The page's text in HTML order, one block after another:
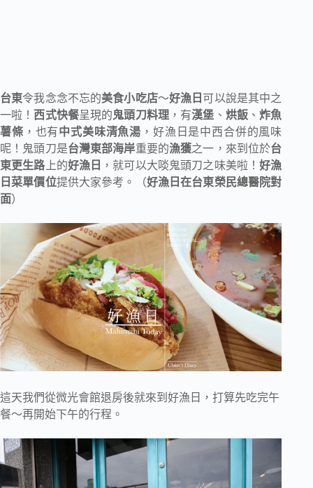
台東令我念念不忘的美食小吃店～好漁日 可以說是其中之
一啦！ 西式快餐呈現的鬼頭刀料理 ，有漢堡 、 烘飯、炸魚
薯條 ，也有中式美味清魚湯 ，好漁日是中西合併的風味
呢！鬼頭刀是台灣東部海岸重要的漁獲之一，來到位於台
東更生路 上的好漁日 ，就可以大啖鬼頭刀之味美啦！好漁
日菜單價位提供大家參考。（好漁日在台東榮民總醫院對
面）
這天我們從微光會館退房後就來到好漁日，打算先吃完午
餐～再開始下午的行程。